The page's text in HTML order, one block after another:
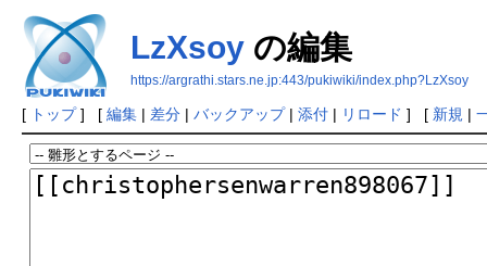
LzXsoyの編集
https://argrathi.stars.ne.jp:443/pukiwiki/index.php?LzXsoy
[ トップ] [ 編集| 差分| バックアップ| 添付| リロード ] [ 新規 |